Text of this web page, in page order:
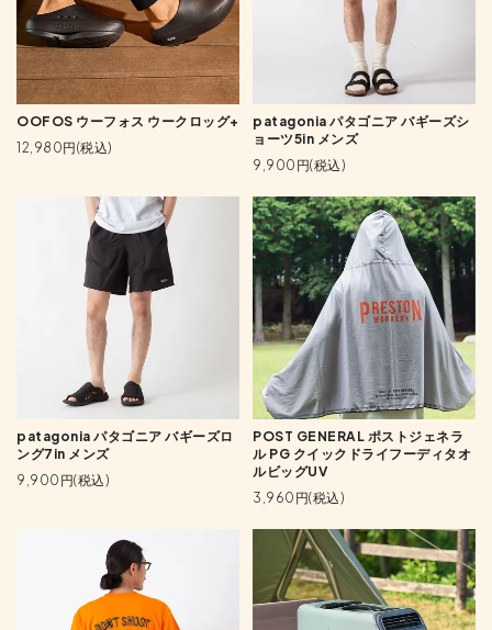
OOFOS ウーフォス ウークロッグ+
12,980円(税込)
patagonia パタゴニア バギーズシ
ョーツ5in メンズ
9,900円(税込)
patagonia パタゴニア バギーズロ
ング7in メンズ
9,900円(税込)
POST GENERAL ポストジェネラ
ル PG クイックドライフーディタオ
ルビッグUV
3,960円(税込)